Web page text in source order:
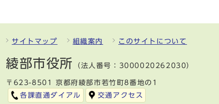
サイトマップ 組織案内 このサイトについて
綾部市役所 （法人番号：3000020262030）
〒623-8501 京都府綾部市若竹町8番地の1
各課直通ダイアル
交通アクセス